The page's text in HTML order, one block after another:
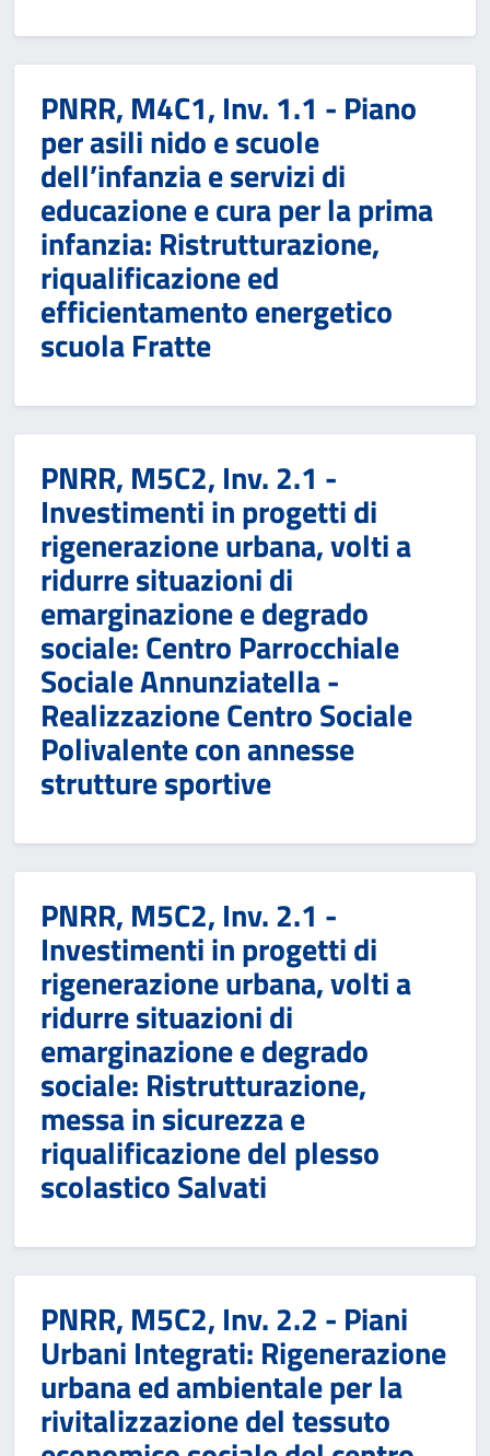
PNRR, M4C1, Inv. 1.1 - Piano
per asili nido e scuole
dell’infanzia e servizi di
educazione e cura per la prima
infanzia: Ristrutturazione,
riqualificazione ed
efficientamento energetico
scuola Fratte
PNRR, M5C2, Inv. 2.1 -
Investimenti in progetti di
rigenerazione urbana, volti a
ridurre situazioni di
emarginazione e degrado
sociale: Centro Parrocchiale
Sociale Annunziatella -
Realizzazione Centro Sociale
Polivalente con annesse
strutture sportive
PNRR, M5C2, Inv. 2.1 -
Investimenti in progetti di
rigenerazione urbana, volti a
ridurre situazioni di
emarginazione e degrado
sociale: Ristrutturazione,
messa in sicurezza e
riqualificazione del plesso
scolastico Salvati
PNRR, M5C2, Inv. 2.2 - Piani
Urbani Integrati: Rigenerazione
urbana ed ambientale per la
rivitalizzazione del tessuto